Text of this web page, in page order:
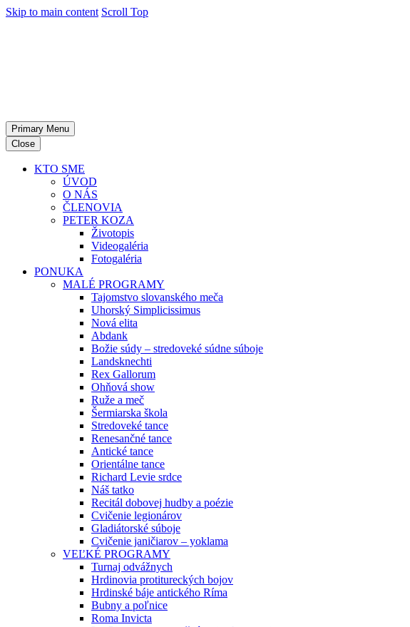
Skip to main content Scroll Top
Primary Menu
Close
KTO SME
ÚVOD
O NÁS
ČLENOVIA
PETER KOZA
Životopis
Videogaléria
Fotogaléria
PONUKA
MALÉ PROGRAMY
Tajomstvo slovanského meča
Uhorský Simplicissimus
Nová elita
Abdank
Božie súdy – stredoveké súdne súboje
Landsknechti
Rex Gallorum
Ohňová show
Ruže a meč
Šermiarska škola
Stredoveké tance
Renesančné tance
Antické tance
Orientálne tance
Richard Levie srdce
Náš tatko
Recitál dobovej hudby a poézie
Cvičenie legionárov
Gladiátorské súboje
Cvičenie janičiarov – yoklama
VEĽKÉ PROGRAMY
Turnaj odvážnych
Hrdinovia protitureckých bojov
Hrdinské báje antického Ríma
Bubny a poľnice
Roma Invicta